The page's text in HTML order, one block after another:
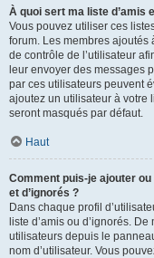
À quoi sert ma liste d’amis
Vous pouvez utiliser ces
forum. Les membres ajoutés
de contrôle de l’utilisateur
leur envoyer des messages
par ces utilisateurs peuvent
ajoutez un utilisateur à votre
seront masqués par défaut.
Haut
Comment puis-je ajouter
et d’ignorés ?
Dans chaque profil
liste d’amis ou d’ignorés.
utilisateurs depuis le
nom d’utilisateur. Vous